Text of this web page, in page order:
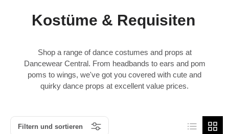
Kostüme & Requisiten
Shop a range of dance costumes and props at
Dancewear Central. From headbands to ears and pom
poms to wings, we've got you covered with cute and
quirky dance props at excellent value prices.
Filtern und sortieren Produktliste